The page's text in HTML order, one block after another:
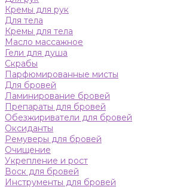
Кремы для рук
Для тела
Кремы для тела
Масло массажное
Гели для душа
Скрабы
Парфюмированные мисты
Для бровей
Ламинирование бровей
Препараты для бровей
Обезжириватели для бровей
Оксиданты
Ремуверы для бровей
Очищение
Укрепление и рост
Воск для бровей
Инструменты для бровей